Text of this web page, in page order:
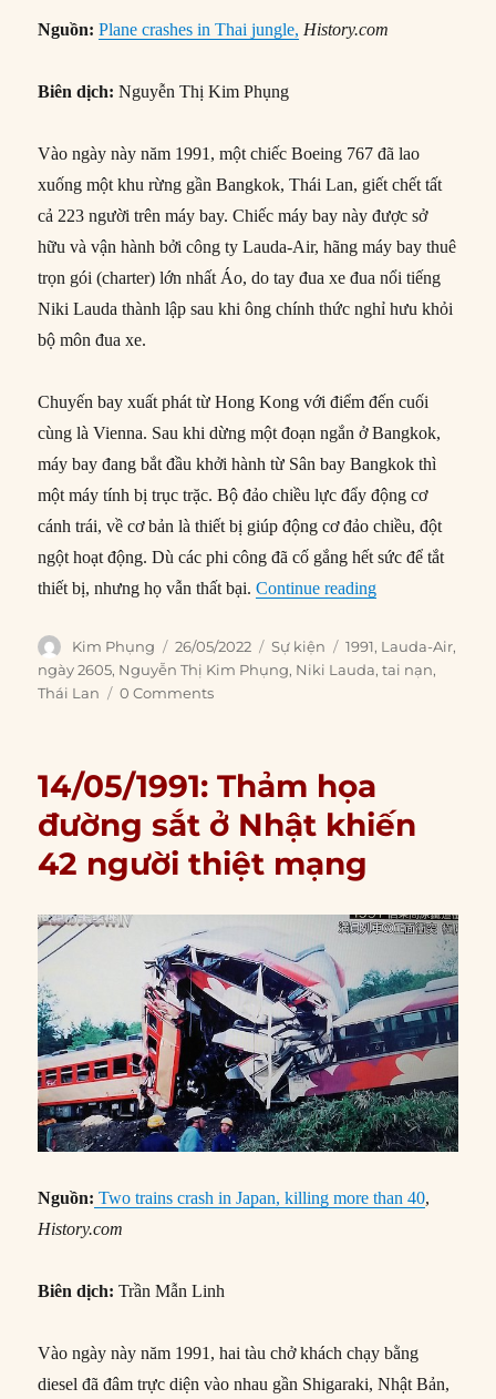
Nguồn:Plane crashes in Thai jungle, History.com
Biên dịch: Nguyễn Thị Kim Phụng
Vào ngày này năm 1991, một chiếc Boeing 767 đã lao
xuống một khu rừng gần Bangkok, Thái Lan, giết chết tất
cả 223 người trên máy bay. Chiếc máy bay này được sở
hữu và vận hành bởi công ty Lauda-Air, hãng máy bay thuê
trọn gói (charter) lớn nhất Áo, do tay đua xe đua nổi tiếng
Niki Lauda thành lập sau khi ông chính thức nghỉ hưu khỏi
bộ môn đua xe.
Chuyến bay xuất phát từ Hong Kong với điểm đến cuối
cùng là Vienna. Sau khi dừng một đoạn ngắn ở Bangkok,
máy bay đang bắt đầu khởi hành từ Sân bay Bangkok thì
một máy tính bị trục trặc. Bộ đảo chiều lực đẩy động cơ
cánh trái, về cơ bản là thiết bị giúp động cơ đảo chiều, đột
ngột hoạt động. Dù các phi công đã cố gắng hết sức để tắt
thiết bị, nhưng họ vẫn thất bại.Continue reading“26/05/1991:
Author
Kim Phụng
Posted
on
26/05/2022 Categories
Sự kiện Tags
1991, Lauda-Air,
ngày 2605, Nguyễn Thị Kim Phụng, Niki Lauda,tai nạn,
Thái Lan
0 Comments
14/05/1991: Thảm họa
đường sắt ở Nhật khiến
42 người thiệt mạng
Nguồn: Two trains crash in Japan, killing more than 40,
History.com
Biên dịch: Trần Mẫn Linh
Vào ngày này năm 1991, hai tàu chở khách chạy bằng
diesel đã đâm trực diện vào nhau gần Shigaraki, Nhật Bản,